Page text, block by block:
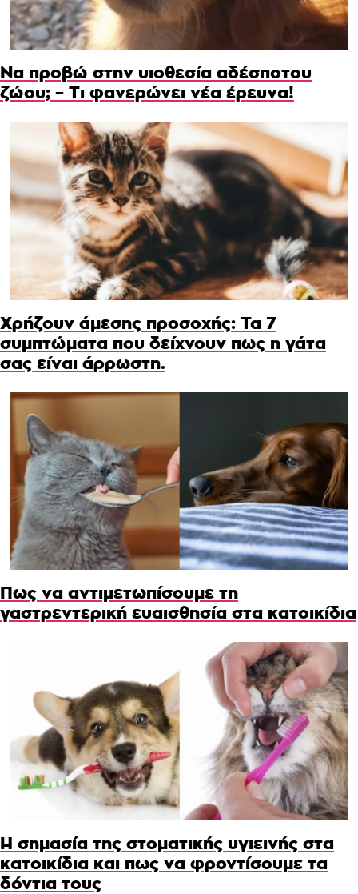
Να προβώ στην υιοθεσία αδέσποτου
ζώου; – Τι φανερώνει νέα έρευνα!
Χρήζουν άμεσης προσοχής: Τα 7
συμπτώματα που δείχνουν πως η γάτα
σας είναι άρρωστη.
Πως να αντιμετωπίσουμε τη
γαστρεντερική ευαισθησία στα κατοικίδια
Η σημασία της στοματικής υγιεινής στα
κατοικίδια και πως να φροντίσουμε τα
δόντια τους